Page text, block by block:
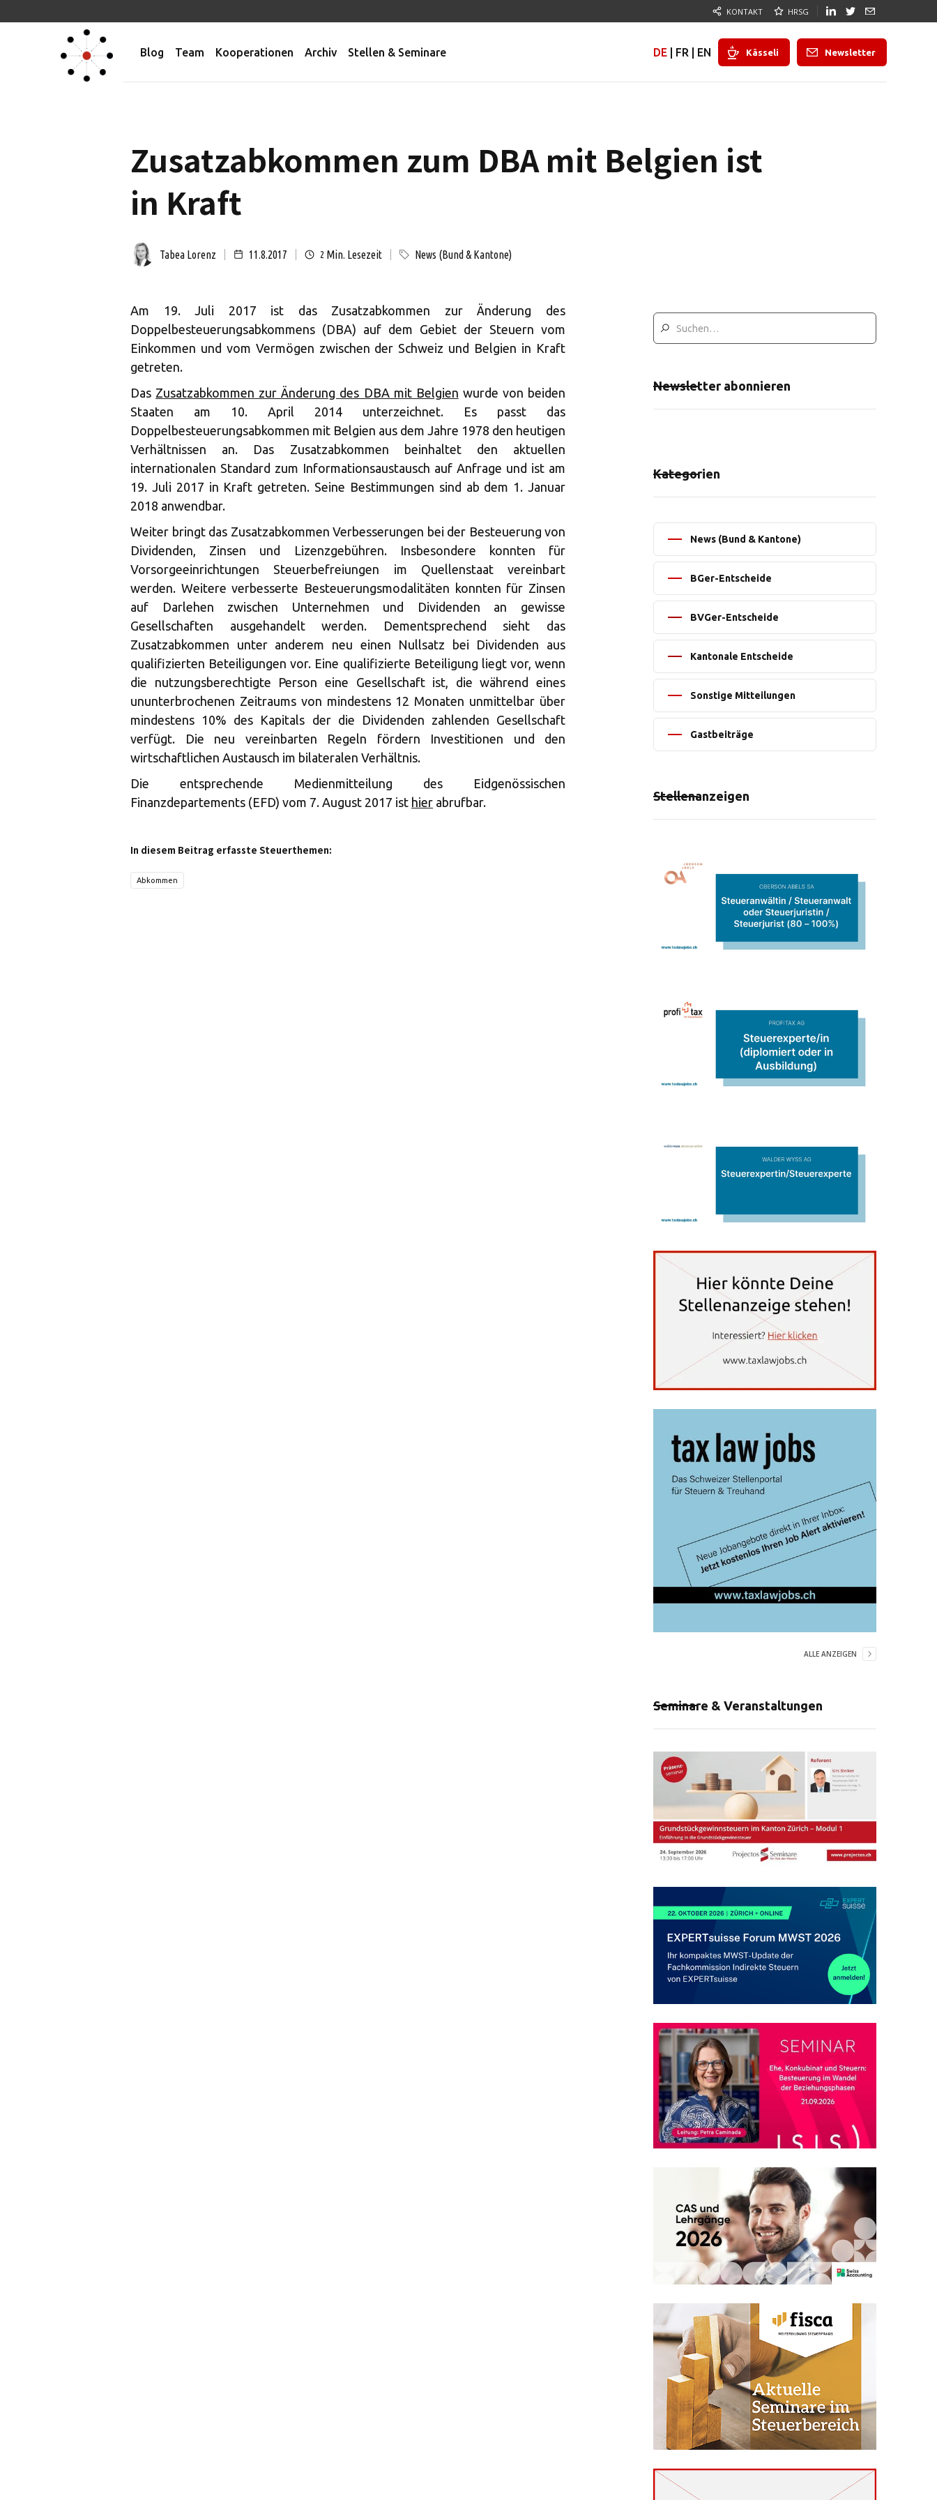
KONTAKT HRSG
Blog Team Kooperationen Archiv Stellen & Seminare DE FR EN Kässeli Newsletter
Zusatzabkommen zum DBA mit Belgien ist
in Kraft
Tabea Lorenz 11.8.2017 2 Min. Lesezeit News (Bund & Kantone)
Am 19. Juli 2017 ist das Zusatzabkommen zur Änderung des
Doppelbesteuerungsabkommens (DBA) auf dem Gebiet der Steuern vom
Einkommen und vom Vermögen zwischen der Schweiz und Belgien in Kraft
getreten.
Das Zusatzabkommen zur Änderung des DBA mit Belgien wurde von beiden
Staaten am 10. April 2014 unterzeichnet. Es passt das
Doppelbesteuerungsabkommen mit Belgien aus dem Jahre 1978 den heutigen
Verhältnissen an. Das Zusatzabkommen beinhaltet den aktuellen
internationalen Standard zum Informationsaustausch auf Anfrage und ist am
19. Juli 2017 in Kraft getreten. Seine Bestimmungen sind ab dem 1. Januar
2018 anwendbar.
Weiter bringt das Zusatzabkommen Verbesserungen bei der Besteuerung von
Dividenden, Zinsen und Lizenzgebühren. Insbesondere konnten für
Vorsorgeeinrichtungen Steuerbefreiungen im Quellenstaat vereinbart
werden. Weitere verbesserte Besteuerungsmodalitäten konnten für Zinsen
auf Darlehen zwischen Unternehmen und Dividenden an gewisse
Gesellschaften ausgehandelt werden. Dementsprechend sieht das
Zusatzabkommen unter anderem neu einen Nullsatz bei Dividenden aus
qualifizierten Beteiligungen vor. Eine qualifizierte Beteiligung liegt vor, wenn
die nutzungsberechtigte Person eine Gesellschaft ist, die während eines
ununterbrochenen Zeitraums von mindestens 12 Monaten unmittelbar über
mindestens 10% des Kapitals der die Dividenden zahlenden Gesellschaft
verfügt. Die neu vereinbarten Regeln fördern Investitionen und den
wirtschaftlichen Austausch im bilateralen Verhältnis.
Die entsprechende Medienmitteilung des Eidgenössischen
Finanzdepartements (EFD) vom 7. August 2017 ist hier abrufbar.
In diesem Beitrag erfasste Steuerthemen:
Abkommen
Newsletter abonnieren
Kategorien
News (Bund & Kantone)
BGer-Entscheide
BVGer-Entscheide
Kantonale Entscheide
Sonstige Mitteilungen
Gastbeiträge
Stellenanzeigen
ALLE ANZEIGEN
Seminare & Veranstaltungen